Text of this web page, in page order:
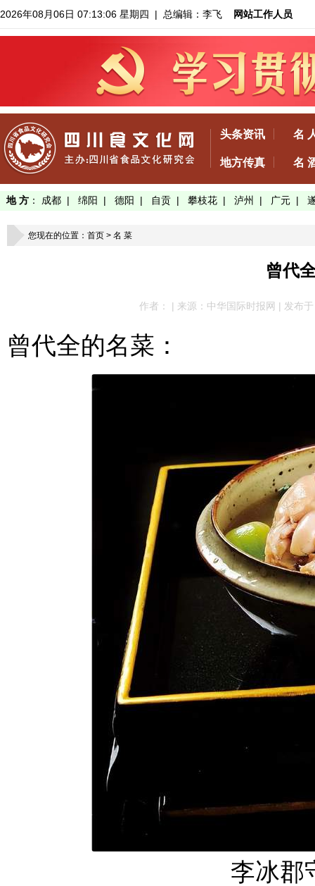
2026年08月06日 07:13:07 星期四 | 总编辑：李飞 网站工作人员
头条资讯 名
地方传真 名
地 方 ： 成都 | 绵阳 | 德阳 | 自贡 | 攀枝花 | 泸州 | 广元 |
您现在的位置： 首页 > 名 菜
曾代
作者： | 来源：中华国际时报网 | 发布
曾代全的名菜：
李冰郡